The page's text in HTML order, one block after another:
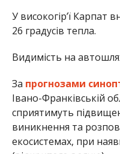
У високогір’ї Карпат
26 градусів тепла.
Видимість на
За прогнозами
Івано-Франківській
сприятимуть
виникнення та
екосистемах, при